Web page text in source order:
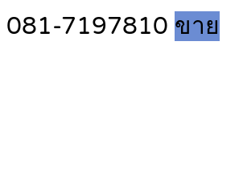
081-7197810 ขาย